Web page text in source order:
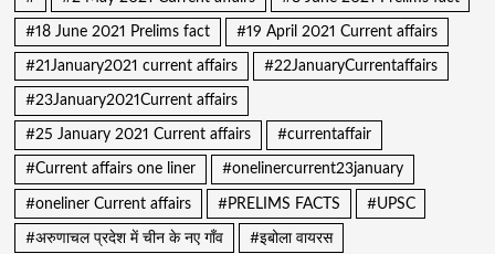
#18 June 2021 Prelims fact #19 April 2021 Current affairs
#21January2021 current affairs #22JanuaryCurrentaffairs
#23January2021Current affairs
#25 January 2021 Current affairs #currentaffair
#Current affairs one liner #onelinercurrent23january
#oneliner Current affairs #PRELIMS FACTS #UPSC
#अरुणाचल प्रदेश में चीन के नए गाँव #इबोला वायरस